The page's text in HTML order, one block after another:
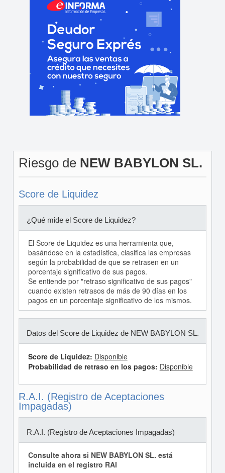
Riesgo de NEW BABYLON SL.
Score de Liquidez
¿Qué mide el Score de Liquidez?
El Score de Liquidez es una herramienta que,
basándose en la estadística, clasifica las empresas
según la probabilidad de que se retrasen en un
porcentaje significativo de sus pagos.
Se entiende por "retraso significativo de sus pagos"
cuando existen retrasos de más de 90 días en los
pagos en un porcentaje significativo de los mismos.
Datos del Score de Liquidez de NEW BABYLON SL.
Score de Liquidez: Disponible
Probabilidad de retraso en los pagos: Disponible
R.A.I. (Registro de Aceptaciones
Impagadas)
R.A.I. (Registro de Aceptaciones Impagadas)
Consulte ahora si NEW BABYLON SL. está
incluida en el registro RAI